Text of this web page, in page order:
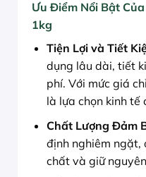
Ưu Điểm Nổi Bật
1kg
Tiện Lợi và Tiết
dụng lâu dài, tiết
phí. Với mức giá
là lựa chọn kinh tế
Chất Lượng Đảm
định nghiêm ngặt,
chất và giữ